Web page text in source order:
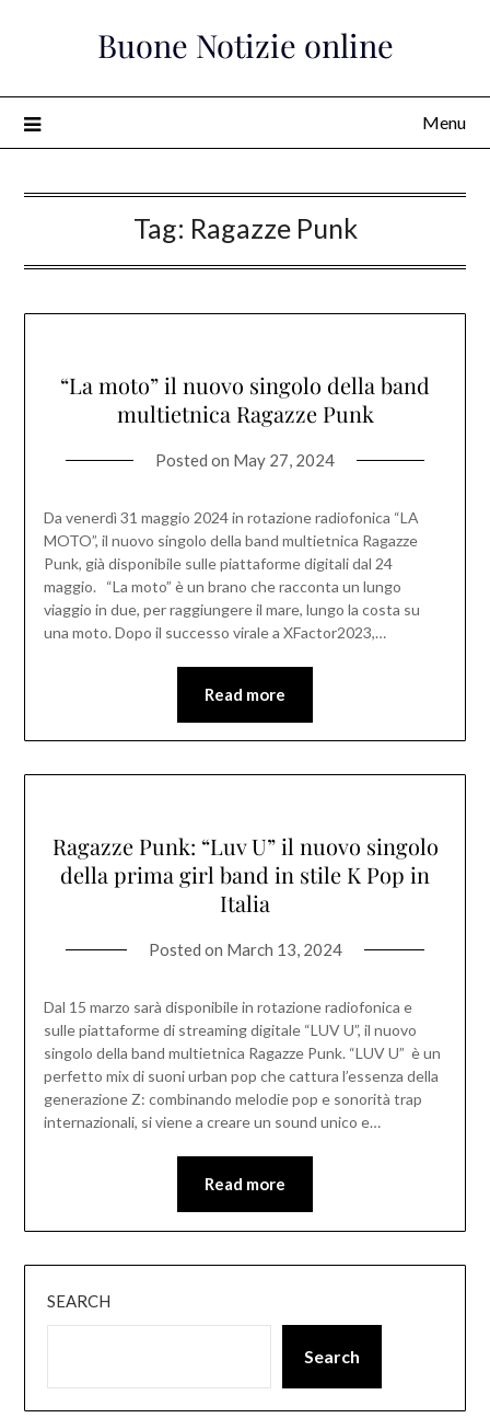
Buone Notizie online
Menu
Tag: Ragazze Punk
“La moto” il nuovo singolo della band
multietnica Ragazze Punk
Posted on May 27, 2024
Da venerdì 31 maggio 2024 in rotazione radiofonica “LA
MOTO”, il nuovo singolo della band multietnica Ragazze
Punk, già disponibile sulle piattaforme digitali dal 24
maggio. “La moto” è un brano che racconta un lungo
viaggio in due, per raggiungere il mare, lungo la costa su
una moto. Dopo il successo virale a XFactor2023,…
Read more
Ragazze Punk: “Luv U” il nuovo singolo
della prima girl band in stile K Pop in
Italia
Posted on March 13, 2024
Dal 15 marzo sarà disponibile in rotazione radiofonica e
sulle piattaforme di streaming digitale “LUV U”, il nuovo
singolo della band multietnica Ragazze Punk. “LUV U” è un
perfetto mix di suoni urban pop che cattura l’essenza della
generazione Z: combinando melodie pop e sonorità trap
internazionali, si viene a creare un sound unico e…
Read more
SEARCH
Search